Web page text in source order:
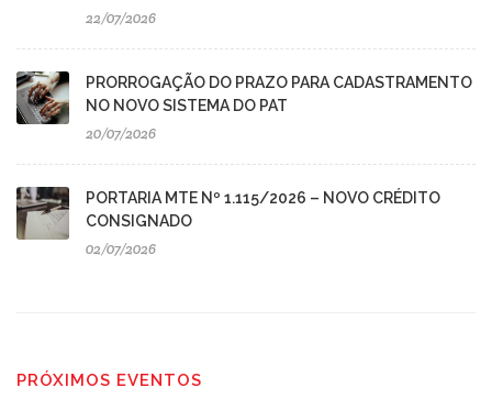
22/07/2026
PRORROGAÇÃO DO PRAZO PARA CADASTRAMENTO
NO NOVO SISTEMA DO PAT
20/07/2026
PORTARIA MTE Nº 1.115/2026 – NOVO CRÉDITO
CONSIGNADO
02/07/2026
PRÓXIMOS EVENTOS